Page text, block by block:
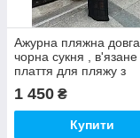
Ажурна пляжна довга
чорна сукня , в'язане
плаття для пляжу з
1 450 ₴
Купити